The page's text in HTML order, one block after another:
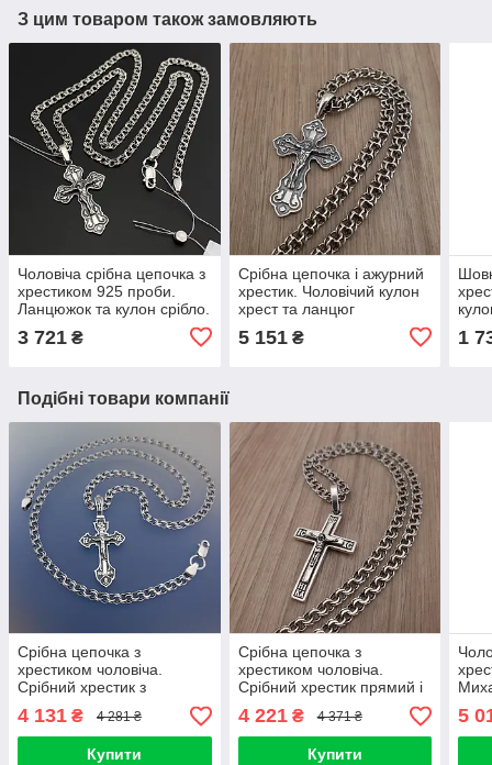
З цим товаром також замовляють
Чоловіча срібна цепочка з
хрестиком 925 проби.
Ланцюжок та кулон срібло.
3 721 ₴
Срібна цепочка і ажурний
хрестик. Чоловічий кулон
хрест та ланцюг
срібла 925
5 151₴ 1
Подібні товари компанії
Срібна цепочка з
хрестиком чоловіча.
Срібний хрестик з
жорстким вушком і
ланцюжок бісмарк срібло.
55 см
4 131 ₴ 4 281 ₴
Купити
Срібна цепочка з
хрестиком чоловіча.
Срібний хрестик прямий і
цепочка бісмарк 55 см
4 221₴ 4 371 ₴
Купити
5